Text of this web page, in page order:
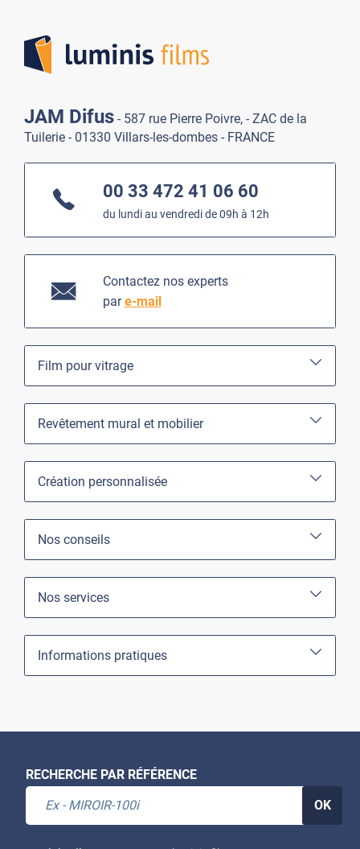
JAM Difus - 587 rue Pierre Poivre, - ZAC de la
Tuilerie - 01330 Villars-les-dombes - FRANCE
00 33 472 41 06 60
du lundi au vendredi de 09h à 12h
Contactez nos experts
pare-mail
Film pour vitrage
Revêtement mural et mobilier
Création personnalisée
Nos conseils
Nos services
Informations pratiques
RECHERCHE PAR RÉFÉRENCE
OK